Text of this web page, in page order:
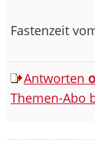
Fastenzeit
Antworten
Themen-Abo